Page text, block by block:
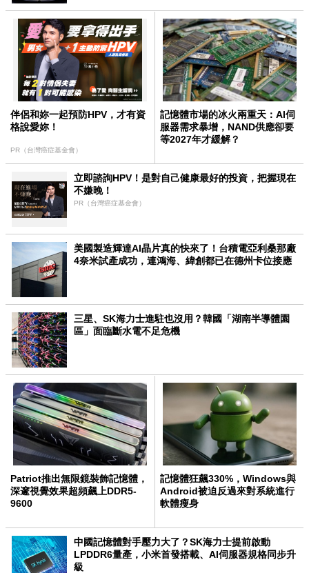
伴侶和妳一起預防HPV，才有資
格說愛妳！
PR（台灣癌症基金會）
記憶體市場的冰火兩重天：AI伺
服器需求暴增，NAND供應卻要
等2027年才緩解？
立即諮詢HPV！是對自己健康最好的投資，把握現在
不嫌晚！
PR（台灣癌症基金會）
美國製造輝達AI晶片真的快來了！台積電亞利桑那廠
4奈米試產成功，連鴻海、緯創都已在德州卡位接應
三星、SK海力士進駐也沒用？韓國「湖南半導體園
區」面臨斷水電不足危機
Patriot推出無限鏡裝飾記憶體，
深邃視覺效果超頻飆上DDR5-
9600
記憶體狂飆330%，Windows與
Android被迫反過來對系統進行
軟體瘦身
中國記憶體對手壓力大了？SK海力士提前啟動
LPDDR6量產，小米首發搭載、AI伺服器規格同步升
級